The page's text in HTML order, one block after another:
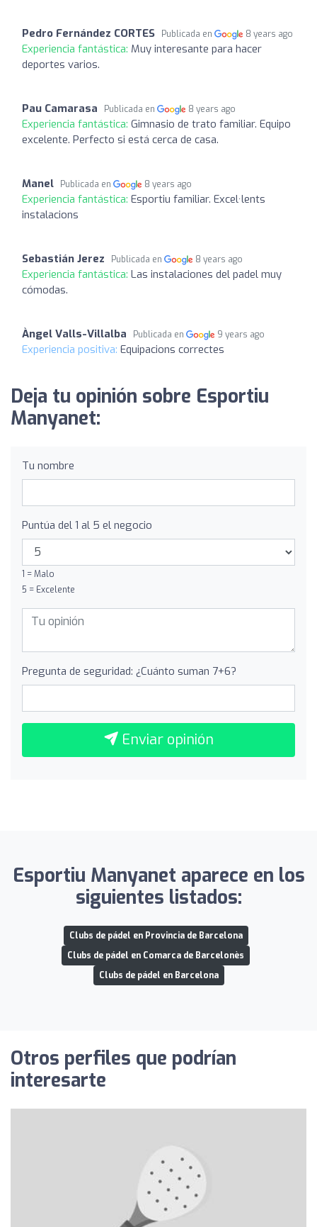
Pedro Fernández CORTES Publicada en 8 years ago
Experiencia fantástica: Muy interesante para hacer
deportes varios.
Pau Camarasa Publicada en 8 years ago
Experiencia fantástica: Gimnasio de trato familiar. Equipo
excelente. Perfecto si está cerca de casa.
Manel Publicada en 8 years ago
Experiencia fantástica: Esportiu familiar. Excel·lents
instalacions
Sebastián Jerez Publicada en 8 years ago
Experiencia fantástica: Las instalaciones del padel muy
cómodas.
Àngel Valls-Villalba Publicada en 9 years ago
Experiencia positiva: Equipacions correctes
Deja tu opinión sobre Esportiu
Manyanet:
Tu nombre
Puntúa del 1 al 5 el negocio
1 = Malo
5 = Excelente
Pregunta de seguridad: ¿Cuánto suman 7+6?
Enviar opinión
Esportiu Manyanet aparece en los
siguientes listados:
Clubs de pádel en Provincia de Barcelona
Clubs de pádel en Comarca de Barcelonès
Clubs de pádel en Barcelona
Otros perfiles que podrían
interesarte